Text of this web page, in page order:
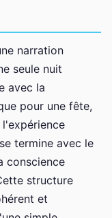
narration
seule nuit
avec la
pour une fête,
termine avec le
conscience
structure
et